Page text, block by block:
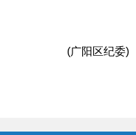
(广阳区纪委)